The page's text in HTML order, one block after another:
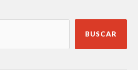
BUSCAR